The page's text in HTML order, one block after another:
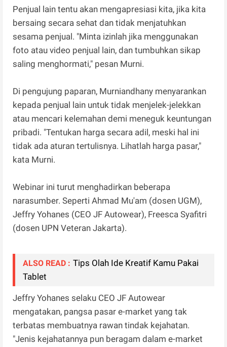
Penjual lain tentu akan mengapresiasi kita, jika kita
bersaing secara sehat dan tidak menjatuhkan
sesama penjual. "Minta izinlah jika menggunakan
foto atau video penjual lain, dan tumbuhkan sikap
saling menghormati," pesan Murni.
Di pengujung paparan, Murniandhany menyarankan
kepada penjual lain untuk tidak menjelek-jelekkan
atau mencari kelemahan demi meneguk keuntungan
pribadi. "Tentukan harga secara adil, meski hal ini
tidak ada aturan tertulisnya. Lihatlah harga pasar,"
kata Murni.
Webinar ini turut menghadirkan beberapa
narasumber. Seperti Ahmad Mu'am (dosen UGM),
Jeffry Yohanes (CEO JF Autowear), Freesca Syafitri
(dosen UPN Veteran Jakarta).
ALSO READ : Tips Olah Ide Kreatif Kamu Pakai
Tablet
Jeffry Yohanes selaku CEO JF Autowear
mengatakan, pangsa pasar e-market yang tak
terbatas membuatnya rawan tindak kejahatan.
"Jenis kejahatannya pun beragam dalam e-market